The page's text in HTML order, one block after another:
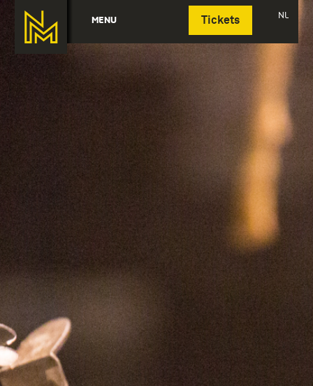
MENU Tickets NL
Deutsch